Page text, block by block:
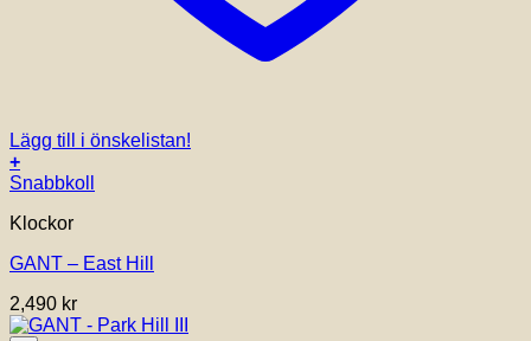
Lägg till i önskelistan!
+
Snabbkoll
Klockor
GANT – East Hill
2,490 kr